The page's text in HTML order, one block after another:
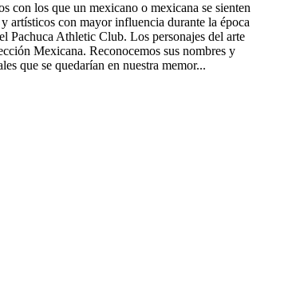
con los que un mexicano o mexicana se sienten
artísticos con mayor influencia durante la época
Pachuca Athletic Club. Los personajes del arte
Mexicana. Reconocemos sus nombres y
que se quedarían en nuestra memor...